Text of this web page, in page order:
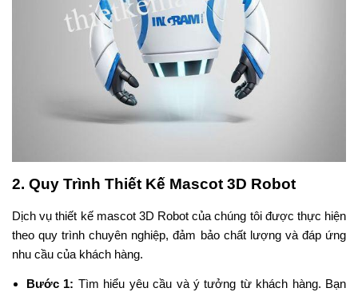
2. Quy Trình Thiết Kế Mascot 3D Robot
Dịch vụ thiết kế mascot 3D Robot của chúng tôi được thực hiện
theo quy trình chuyên nghiệp, đảm bảo chất lượng và đáp ứng
nhu cầu của khách hàng.
Bước 1: Tìm hiểu yêu cầu và ý tưởng từ khách hàng. Bạn